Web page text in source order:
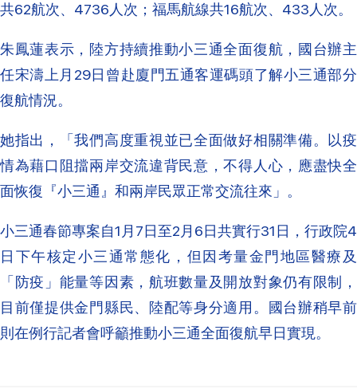
共62航次、4736人次；福馬航線共16航次、433人次。
朱鳳蓮表示，陸方持續推動小三通全面復航，國台辦主
任宋濤上月29日曾赴廈門五通客運碼頭了解小三通部分
復航情況。
她指出，「我們高度重視並已全面做好相關準備。以疫
情為藉口阻擋兩岸交流違背民意，不得人心，應盡快全
面恢復『小三通』和兩岸民眾正常交流往來」。
小三通春節專案自1月7日至2月6日共實行31日，行政院4
日下午核定小三通常態化，但因考量金門地區醫療及
「防疫」能量等因素，航班數量及開放對象仍有限制，
目前僅提供金門縣民、陸配等身分適用。國台辦稍早前
則在例行記者會呼籲推動小三通全面復航早日實現。